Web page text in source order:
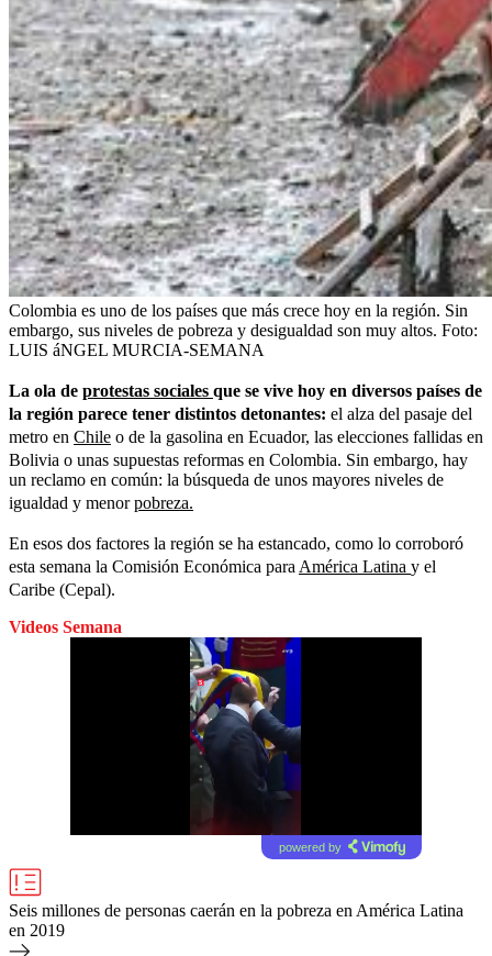
Colombia es uno de los países que más crece hoy en la región. Sin
embargo, sus niveles de pobreza y desigualdad son muy altos. Foto:
LUIS áNGEL MURCIA-SEMANA
La ola de protestas sociales que se vive hoy en diversos países de
la región parece tener distintos detonantes: el alza del pasaje del
metro en Chile o de la gasolina en Ecuador, las elecciones fallidas en
Bolivia o unas supuestas reformas en Colombia. Sin embargo, hay
un reclamo en común: la búsqueda de unos mayores niveles de
igualdad y menorpobreza.
En esos dos factores la región se ha estancado, como lo corroboró
esta semana la Comisión Económica para América Latina y el
Caribe (Cepal).
Videos Semana
powered by
Seis millones de personas caerán en la pobreza en América Latina
en 2019